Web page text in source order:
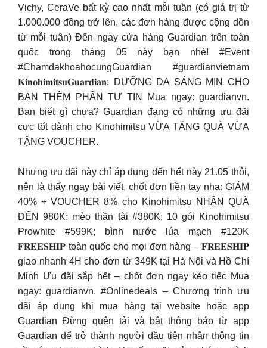
Vichy, CeraVe bất kỳ cao nhất mỗi tuần (có giá trị từ
1.000.000 đồng trở lên, các đơn hàng được cộng dồn
từ mỗi tuân) Đến ngay cửa hàng Guardian trên toàn
quốc trong tháng 05 này bạn nhé! #Event
#ChamdakhoahocungGuardian #guardianvietnam
𝐊𝐢𝐧𝐨𝐡𝐢𝐦𝐢𝐭𝐬𝐮𝐆𝐮𝐚𝐫𝐝𝐢𝐚𝐧: DƯỠNG DA SÁNG MỊN CHO
BẠN THÊM PHẦN TỰ TIN Mua ngay: guardianvn.
Bạn biết gì chưa? Guardian đang có những ưu đãi
cực tốt dành cho Kinohimitsu VỪA TẶNG QUÀ VỪA
TẶNG VOUCHER.
Nhưng ưu đãi này chỉ áp dụng đến hết này 21.05 thôi,
nên là thấy ngay bài viết, chốt đơn liền tay nha: GIẢM
40% + VOUCHER 8% cho Kinohimitsu NHẬN QUÀ
ĐẾN 980K: mèo thần tài #380K; 10 gói Kinohimitsu
Prowhite #599K; bình nước lúa mạch #120K
𝐅𝐑𝐄𝐄𝐒𝐇𝐈𝐏 toàn quốc cho mọi đơn hàng – 𝐅𝐑𝐄𝐄𝐒𝐇𝐈𝐏
giao nhanh 4H cho đơn từ 349K tại Hà Nội và Hồ Chí
Minh Ưu đãi sắp hết – chốt đơn ngay kẻo tiếc Mua
ngay: guardianvn. #Onlinedeals – Chương trình ưu
đãi áp dụng khi mua hàng tại website hoặc app
Guardian Đừng quên tải và bật thông báo từ app
Guardian để trở thành người đầu tiên nhận thông tin